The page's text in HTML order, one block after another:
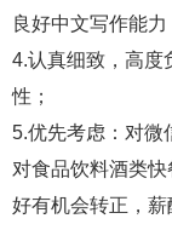
良好中文写作能力
4.认真细致，高度
性；
5.优先考虑：对微
对食品饮料酒类
好有机会转正，薪